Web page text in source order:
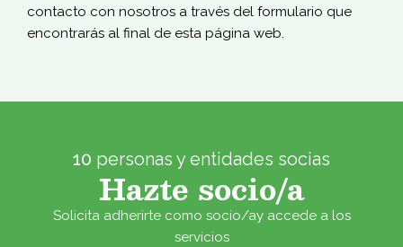
contacto con nosotros a través del formulario que
encontrarás al final de esta página web.
10 personas y entidades socias
Hazte socio/a
Solicita adherirte como socio/ay accede a los
servicios